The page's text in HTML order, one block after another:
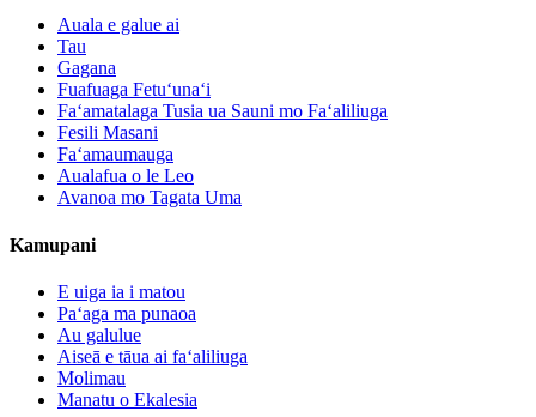
Auala e galue ai
Tau
Gagana
Fuafuaga Fetuʻunaʻi
Faʻamatalaga Tusia ua Sauni mo Faʻaliliuga
Fesili Masani
Faʻamaumauga
Aualafua o le Leo
Avanoa mo Tagata Uma
Kamupani
E uiga ia i matou
Paʻaga ma punaoa
Au galulue
Aiseā e tāua ai faʻaliliuga
Molimau
Manatu o Ekalesia